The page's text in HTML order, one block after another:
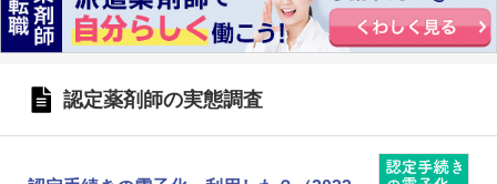
認定薬剤師の実態調査